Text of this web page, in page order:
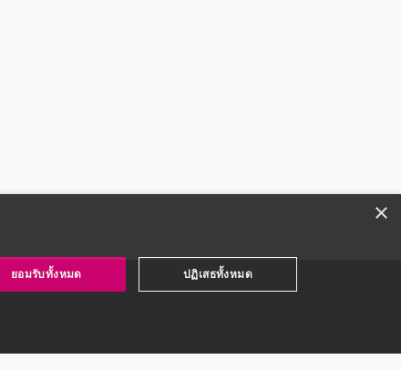
×
ยอมรับทั้งหมด ปฏิเสธทั้งหมด